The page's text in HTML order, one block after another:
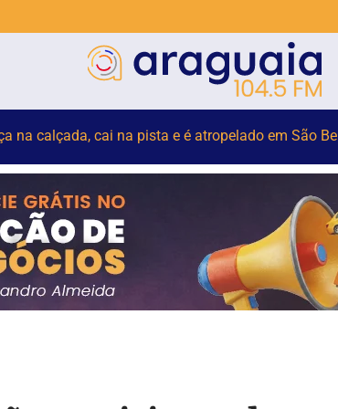
para monitorar desinformação e IA nas eleições